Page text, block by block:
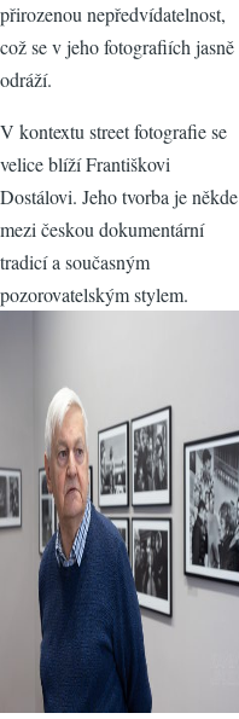
přirozenou nepředvídatelnost,
což se v jeho fotografiích jasně
odráží.
V kontextu street fotografie se
velice blíží Františkovi
Dostálovi. Jeho tvorba je někde
mezi českou dokumentární
tradicí a současným
pozorovatelským stylem.